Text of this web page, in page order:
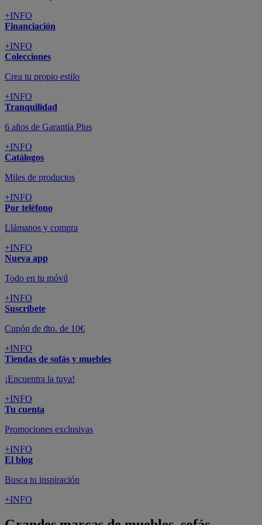
+INFO
Financiación
+INFO
Colecciones
Crea tu propio estilo
+INFO
Tranquilidad
6 años de Garantía Plus
+INFO
Catálogos
Miles de productos
+INFO
Por teléfono
Llámanos y compra
+INFO
Nueva app
Todo en tu móvil
+INFO
Suscríbete
Cupón de dto. de 10€
+INFO
Tiendas de sofás y muebles
¡Encuentra la tuya!
+INFO
Tu cuenta
Promociones exclusivas
+INFO
El blog
Busca tu inspiración
+INFO